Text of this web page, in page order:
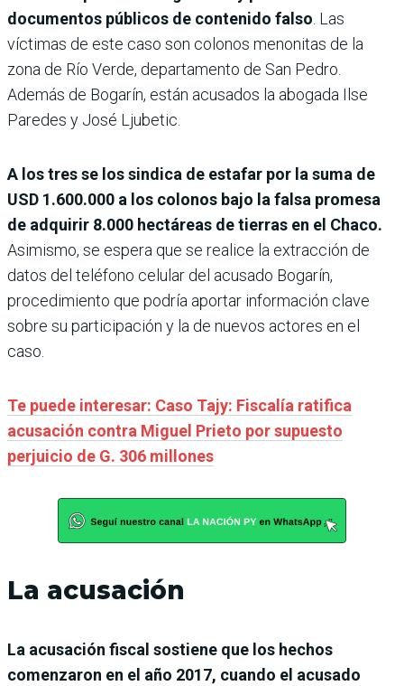
documentos públicos de contenido falso . Las
víctimas de este caso son colonos menonitas de la
zona de Río Verde, departamento de San Pedro.
Además de Bogarín, están acusados la abogada Ilse
Paredes y José Ljubetic.
A los tres se los sindica de estafar por la suma de
USD 1.600.000 a los colonos bajo la falsa promesa
de adquirir 8.000 hectáreas de tierras en el Chaco.
Asimismo, se espera que se realice la extracción de
datos del teléfono celular del acusado Bogarín,
procedimiento que podría aportar información clave
sobre su participación y la de nuevos actores en el
caso.
Te puede interesar: Caso Tajy: Fiscalía ratifica
acusación contra Miguel Prieto por supuesto
perjuicio de G. 306 millones
La acusación
La acusación fiscal sostiene que los hechos
comenzaron en el año 2017, cuando el acusado